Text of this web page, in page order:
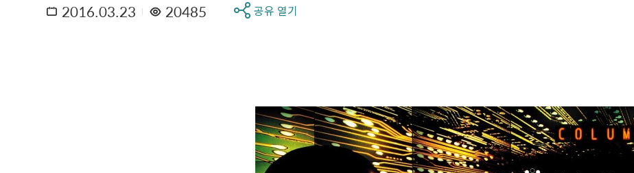
2016.03.23 20485 공유 열기